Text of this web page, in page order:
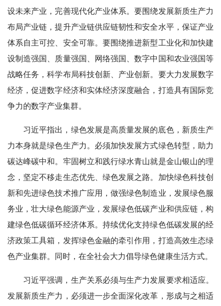
设未来产业，完善现代化产业体系。要围绕发展新质生产力
布局产业链，提升产业链供应链韧性和安全水平，保证产业
体系自主可控、安全可靠。要围绕推进新型工业化和加快建
设制造强国、质量强国、网络强国、数字中国和农业强国等
战略任务，科学布局科技创新、产业创新。要大力发展数字
经济，促进数字经济和实体经济深度融合，打造具有国际竞
争力的数字产业集群。
习近平指出，绿色发展是高质量发展的底色，新质生产
力本身就是绿色生产力。必须加快发展方式绿色转型，助力
碳达峰碳中和。牢固树立和践行绿水青山就是金山银山的理
念，坚定不移走生态优先、绿色发展之路。加快绿色科技创
新和先进绿色技术推广应用，做强绿色制造业，发展绿色服
务业，壮大绿色能源产业，发展绿色低碳产业和供应链，构
建绿色低碳循环经济体系。持续优化支持绿色低碳发展的经
济政策工具箱，发挥绿色金融的牵引作用，打造高效生态绿
色产业集群。同时，在全社会大力倡导绿色健康生活方式。
习近平强调，生产关系必须与生产力发展要求相适应。
发展新质生产力，必须进一步全面深化改革，形成与之相适